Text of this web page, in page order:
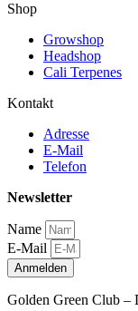
Shop
Growshop
Headshop
Cali Terpenes
Kontakt
Adresse
E-Mail
Telefon
Newsletter
Name
E-Mail
Anmelden
Golden Green Club –